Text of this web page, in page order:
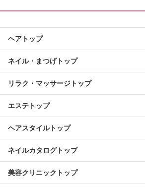
ヘアトップ
ネイル・まつげトップ
リラク・マッサージトップ
エステトップ
ヘアスタイルトップ
ネイルカタログトップ
美容クリニックトップ